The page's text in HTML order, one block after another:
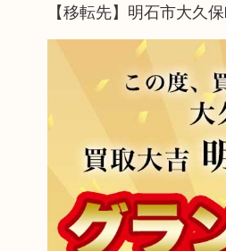
【移転先】明石市大久